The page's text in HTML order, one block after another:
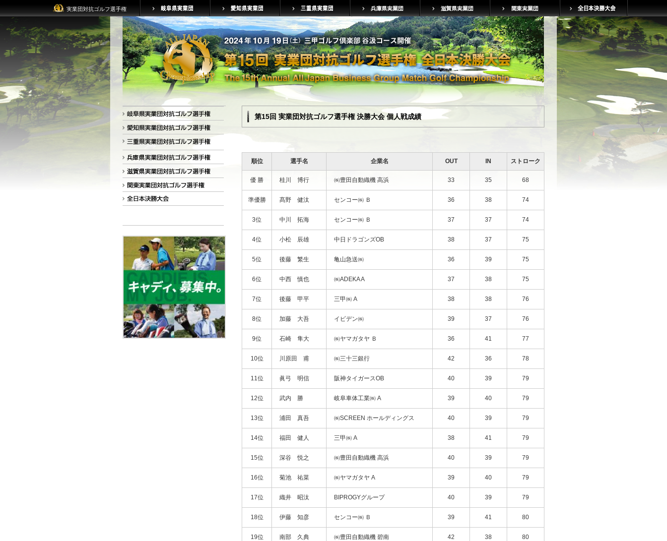
実業団対抗ゴルフ選手権
第15回 実業団対抗ゴルフ選手権 決勝大会 個人戦成績
順位 選手名 企業名 OUT IN ストローク
優 勝 桂川 博行 ㈱豊田自動織機 高浜 33 35 68
準優勝 髙野 健汰 センコー㈱ Ｂ 36 38 74
3位 中川 拓海 センコー㈱ Ｂ 37 37 74
4位 小松 辰雄 中日ドラゴンズOB 38 37 75
5位 後藤 繁生 亀山急送㈱ 36 39 75
6位 中西 慎也 ㈱ADEKA A 37 38 75
7位 後藤 甲平 三甲㈱ A 38 38 76
8位 加藤 大吾 イビデン㈱ 39 37 76
9位 石崎 隼大 ㈱ヤマガタヤ Ｂ 36 41 77
10位 川原田 甫 ㈱三十三銀行 42 36 78
11位 眞弓 明信 阪神タイガースOB 40 39 79
12位 武内 勝 岐阜車体工業㈱ A 39 40 79
13位 浦田 真吾 ㈱SCREEN ホールディングス 40 39 79
14位 福田 健人 三甲㈱ A 38 41 79
15位 深谷 悦之 ㈱豊田自動織機 高浜 40 39 79
16位 菊池 祐菜 ㈱ヤマガタヤ A 39 40 79
17位 織井 昭汰 BIPROGYグループ 40 39 79
18位 伊藤 知彦 センコー㈱ Ｂ 39 41 80
19位 南部 久典 ㈱豊田自動織機 碧南 42 38 80